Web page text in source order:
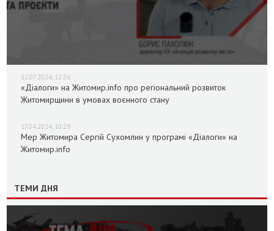
12.07.2024, 12:36
«Діалоги» на Житомир.info про регіональний розвиток
Житомирщини в умовах воєнного стану
17.04.2024, 10:29
Мер Житомира Сергій Сухомлин у програмі «Діалоги» на
Житомир.info
ТЕМИ ДНЯ